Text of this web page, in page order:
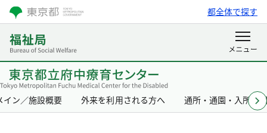
都全体で探す
イン／施設概要 外来を利用される方へ 通所・通園・入所を